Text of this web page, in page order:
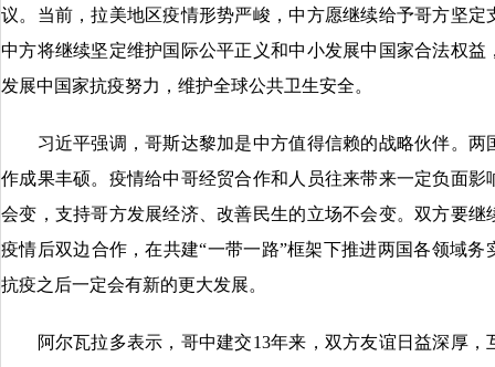
议。当前，拉美地区疫情形势严峻，中方愿继续给予哥方坚
中方将继续坚定维护国际公平正义和中小发展中国家合法权
发展中国家抗疫努力，维护全球公共卫生安全。
习近平强调，哥斯达黎加是中方值得信赖的战略伙伴。两
作成果丰硕。疫情给中哥经贸合作和人员往来带来一定负面
会变，支持哥方发展经济、改善民生的立场不会变。双方要
疫情后双边合作，在共建“一带一路”框架下推进两国各领域
抗疫之后一定会有新的更大发展。
阿尔瓦拉多表示，哥中建交13年来，双方友谊日益深厚，